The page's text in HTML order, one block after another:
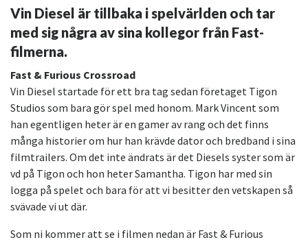
Vin Diesel är tillbaka i spelvärlden och tar
med sig några av sina kollegor från Fast-
filmerna.
Fast & Furious Crossroad
Vin Diesel startade för ett bra tag sedan företaget Tigon
Studios som bara gör spel med honom. Mark Vincent som
han egentligen heter är en gamer av rang och det finns
många historier om hur han krävde dator och bredband i sina
filmtrailers. Om det inte ändrats är det Diesels syster som är
vd på Tigon och hon heter Samantha. Tigon har med sin
logga på spelet och bara för att vi besitter den vetskapen så
svävade vi ut där.
Som ni kommer att se i filmen nedan är Fast & Furious